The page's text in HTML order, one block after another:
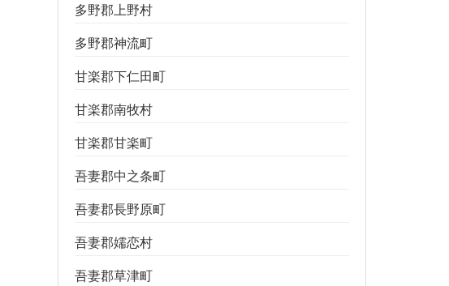
多野郡上野村
多野郡神流町
甘楽郡下仁田町
甘楽郡南牧村
甘楽郡甘楽町
吾妻郡中之条町
吾妻郡長野原町
吾妻郡嬬恋村
吾妻郡草津町